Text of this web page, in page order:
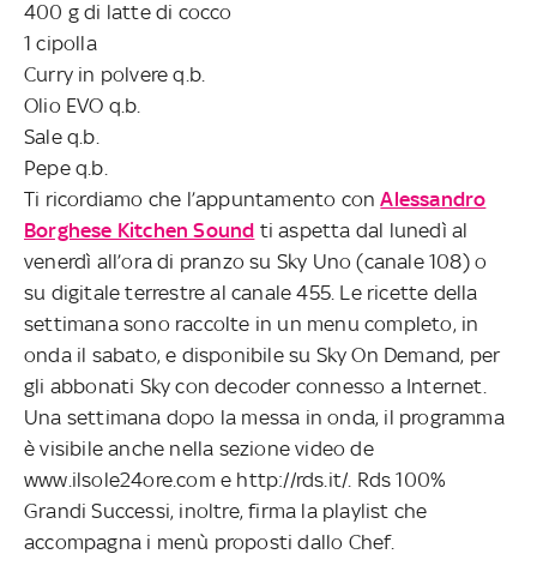
400 g di latte di cocco
1 cipolla
Curry in polvere q.b.
Olio EVO q.b.
Sale q.b.
Pepe q.b.
Ti ricordiamo che l’appuntamento conAlessandro
Borghese Kitchen Sound ti aspetta dal lunedì al
venerdì all’ora di pranzo su Sky Uno (canale 108) o
su digitale terrestre al canale 455. Le ricette della
settimana sono raccolte in un menu completo, in
onda il sabato, e disponibile su Sky On Demand, per
gli abbonati Sky con decoder connesso a Internet.
Una settimana dopo la messa in onda, il programma
è visibile anche nella sezione video de
www.ilsole24ore.com e http://rds.it/. Rds 100%
Grandi Successi, inoltre, firma la playlist che
accompagna i menù proposti dallo Chef.